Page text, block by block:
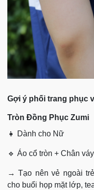
Gợi ý phối trang phục
Tròn Đồng Phục Zumi
👧 Dành cho Nữ
🔹 Áo cổ tròn + Chân
→ Tạo nên vẻ ngoài
cho buổi họp mặt lớp,